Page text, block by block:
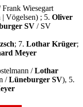
Frank Wiesegart
Vögelsen) ; 5. Oliver
SV / SV
; 7. Lothar Krüger;
Meyer
/Lothar
/Lüneburger SV), 5.